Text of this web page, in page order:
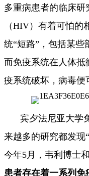
多重病患者的临床
（HIV）有着可怕
统“短路”，包括某些
而免疫系统在人体
疫系统破坏，病毒便
宾夕法尼亚大学
来越多的研究都发现
今年5月，韦利博士
患者存在着一系列